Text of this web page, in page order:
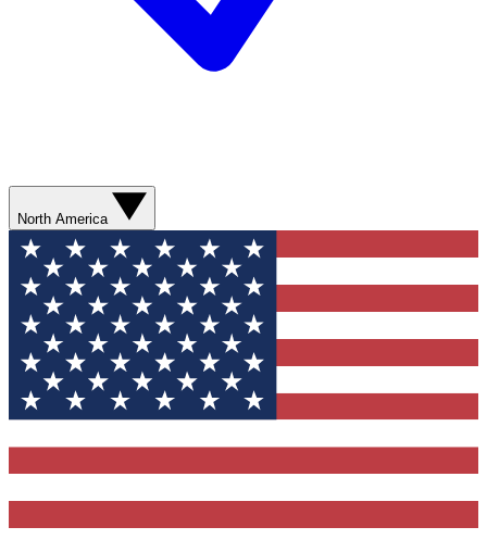
North America